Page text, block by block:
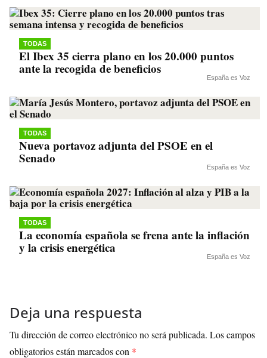
TODAS
El Ibex 35 cierra plano en los 20.000 puntos
ante la recogida de beneficios
España es Voz
TODAS
Nueva portavoz adjunta del PSOE en el
Senado
España es Voz
TODAS
La economía española se frena ante la inflación
y la crisis energética
España es Voz
Deja una respuesta
Tu dirección de correo electrónico no será publicada. Los campos
obligatorios están marcados con *